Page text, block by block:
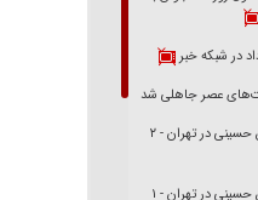
عصر جاهلی شد
حسینی در تهران - ۲
حسینی در تهران - ۱